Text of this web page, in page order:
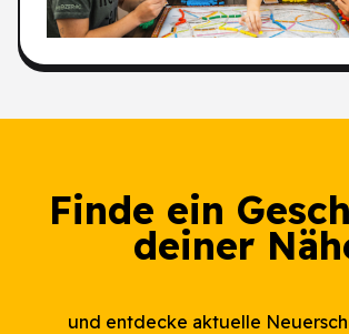
Finde ein
deiner
und entdecke aktuelle